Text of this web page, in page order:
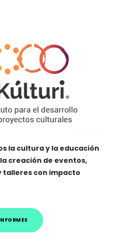
la cultura y la educación
creación de eventos,
talleres con impacto